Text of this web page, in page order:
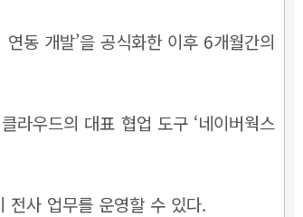
동 개발’을 공식화한 이후 6개월간의
라우드의 대표 협업 도구 ‘네이버웍스
전사 업무를 운영할 수 있다.